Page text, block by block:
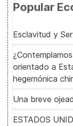
Popular
Esclavitud y
orientado a
hegemónica
Una breve
ESTADOS